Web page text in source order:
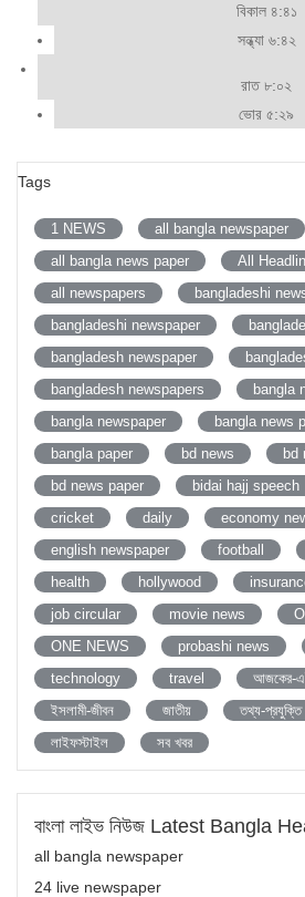
বিকাল ৪:৪১
সন্ধ্যা ৬:৪২
রাত ৮:০২
ভোর ৫:২৯
Tags
1 NEWS
all bangla newspaper
all bangla news paper
All
all newspapers
bangladeshi
bangladeshi newspaper
bangladesh newspaper
bangladesh newspapers
bangla
bangla newspaper
bangla news
bangla paper
bd news
bd
bd news paper
bidai hajj speech
cricket
daily
economy
english newspaper
football
health
hollywood
job circular
movie news
ONE NEWS
probashi news
technology
travel
আজকের-
ইসলামী-জীবন
জাতীয় তথ্য-প্রযুক্তি
লাইফস্টাইল
সব খবর
বাংলা লাইভ নিউজ Latest Bangla
all bangla newspaper
24 live newspaper